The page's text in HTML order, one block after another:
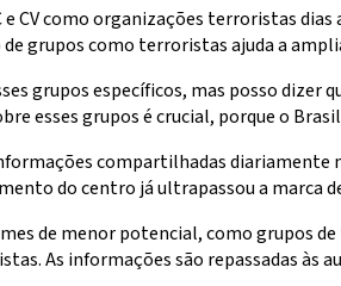
e CV como organizações terroristas
grupos como terroristas ajuda a
grupos específicos, mas posso
esses grupos é crucial, porque o
compartilhadas
do centro já ultrapassou a marca
de menor potencial, como grupos
As informações são repassadas às